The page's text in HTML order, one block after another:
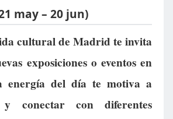
may – 20 jun)
cultural de Madrid te invita
exposiciones o eventos en
energía del día te motiva a
y conectar con diferentes